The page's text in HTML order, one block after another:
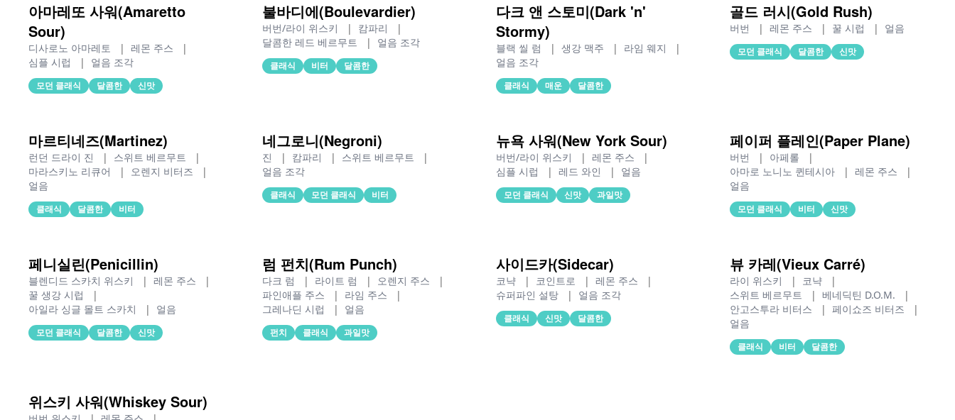
아마레또 사워(Amaretto
Sour)
디사로노 아마레토 | 레몬 주스
|
심플 시럽
| 얼음 조각
모던 클래식 달콤한 신맛
불바디에(Boulevardier)
버번/라이 위스키 | 캄파리
|
달콤한 레드 베르무트
| 얼음 조각
클래식 비터 달콤한
다크 앤 스토미(Dark 'n'
Stormy)
블랙 씰 럼 | 생강 맥주 | 라임 웨지
|
얼음 조각
클래식 매운 달콤한
골드 러시(Gold Rush)
버번 | 레몬 주스 | 꿀 시럽 | 얼음
모던 클래식 달콤한 신맛
마르티네즈(Martinez)
런던 드라이 진 | 스위트 베르무트
|
마라스키노 리큐어
| 오렌지 비터즈
|
얼음
클래식 달콤한 비터
네그로니(Negroni)
진 | 캄파리 | 스위트 베르무트
|
얼음 조각
클래식 모던 클래식 비터
뉴욕 사워(New York Sour)
버번/라이 위스키 | 레몬 주스
|
심플 시럽
| 레드 와인 | 얼음
모던 클래식 신맛 과일맛
페이퍼 플레인(Paper Plane)
버번 | 아페롤
|
아마로 노니노 퀸테시아
| 레몬 주스
|
얼음
모던 클래식 비터 신맛
페니실린(Penicillin)
블렌디드 스카치 위스키 | 레몬 주스
|
꿀 생강 시럽
|
아일라 싱글 몰트 스카치
| 얼음
모던 클래식 달콤한 신맛
럼 펀치(Rum Punch)
다크 럼 | 라이트 럼 | 오렌지 주스
|
파인애플 주스
| 라임 주스
|
그레나딘 시럽
| 얼음
펀치 클래식 과일맛
사이드카(Sidecar)
코냑 | 코인트로 | 레몬 주스
|
슈퍼파인 설탕
| 얼음 조각
클래식 신맛 달콤한
뷰 카레(Vieux Carré)
라이 위스키 | 코냑
|
스위트 베르무트
| 베네딕틴 D.O.M.
|
안고스투라 비터스
| 페이쇼즈 비터즈
|
얼음
클래식 비터 달콤한
위스키 사워(Whiskey Sour)